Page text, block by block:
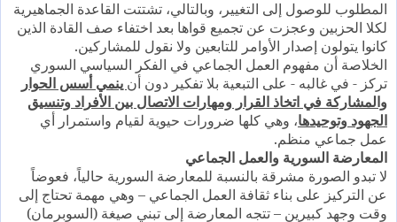
المطلوب للوصول إلى التغيير، وبالتالي، تشتتت القاعدة الجماهيرية
لكلا الحزبين وعجزت عن تجميع قواها بعد اختفاء صف القادة الذين
كانوا يتولون إصدار الأوامر للتابعين ولا نقول للمشاركين.
الخلاصة أن مفهوم العمل الجماعي في الفكر السياسي السوري
تركز - في غالبه - على التبعية بلا تفكير دون أن ينمي أسس الحوار
والمشاركة في اتخاذ القرار ومهارات الاتصال بين الأفراد وتنسيق
الجهود وتوحيدها، وهي كلها ضرورات حيوية لقيام واستمرار أي
عمل جماعي منظم.
المعارضة السورية والعمل الجماعي
لا تبدو الصورة مشرقة بالنسبة للمعارضة السورية حالياً، فعوضاً
عن التركيز على بناء ثقافة العمل الجماعي – وهي مهمة تحتاج إلى
وقت وجهد كبيرين – تتجه المعارضة إلى تبني صيغة (السوبرمان)